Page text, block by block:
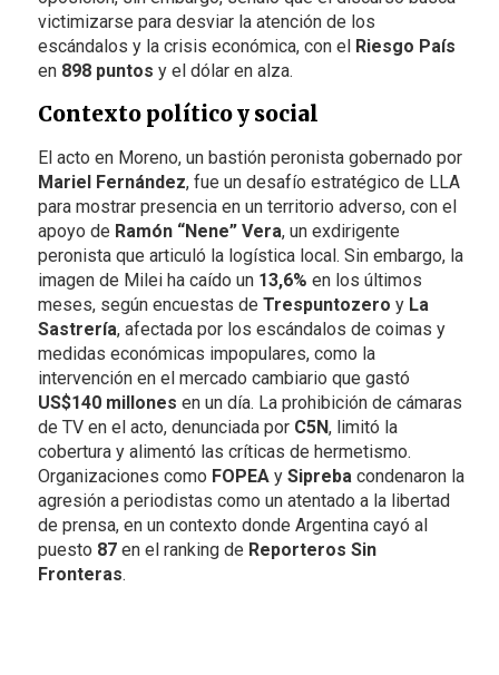
victimizarse para desviar la atención de los
escándalos y la crisis económica, con el Riesgo País
en 898 puntos y el dólar en alza.
Contexto político y social
El acto en Moreno, un bastión peronista gobernado por
Mariel Fernández, fue un desafío estratégico de LLA
para mostrar presencia en un territorio adverso, con el
apoyo de Ramón “Nene” Vera, un exdirigente
peronista que articuló la logística local. Sin embargo, la
imagen de Milei ha caído un 13,6% en los últimos
meses, según encuestas de Trespuntozero y La
Sastrería, afectada por los escándalos de coimas y
medidas económicas impopulares, como la
intervención en el mercado cambiario que gastó
US$140 millones en un día. La prohibición de cámaras
de TV en el acto, denunciada por C5N, limitó la
cobertura y alimentó las críticas de hermetismo.
Organizaciones como FOPEAy Sipreba condenaron la
agresión a periodistas como un atentado a la libertad
de prensa, en un contexto donde Argentina cayó al
puesto 87en el ranking de Reporteros Sin
Fronteras.